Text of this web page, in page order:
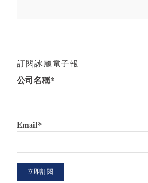
訂閱詠麗電子報
公司名稱*
Email*